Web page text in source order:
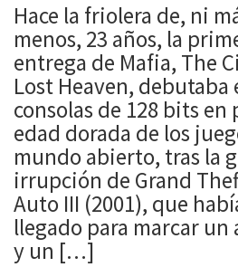
Hace la friolera de, ni
menos, 23 años, la
entrega de Mafia, The
Lost Heaven, debutaba
consolas de 128 bits en
edad dorada de los
mundo abierto, tras la
irrupción de Grand
Auto III (2001), que
llegado para marcar un
y un […]